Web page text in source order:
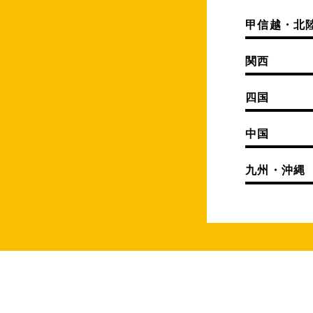
甲信越・北
関西
四国
中国
九州・沖縄